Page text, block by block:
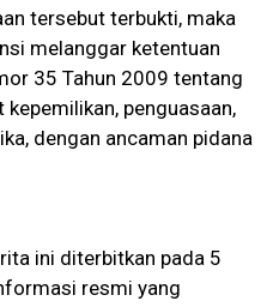
tersebut terbukti, maka
melanggar ketentuan
35 Tahun 2009 tentang
penguasaan,
dengan ancaman pidana
ini diterbitkan pada 5
resmi yang